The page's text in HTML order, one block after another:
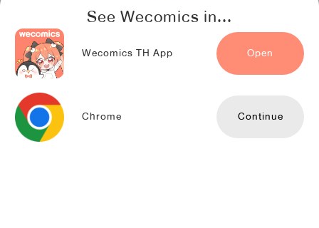
See Wecomics in...
Wecomics TH App Open
Chrome Continue
ขอโทษที พอดีไม่ใช่นางเอก